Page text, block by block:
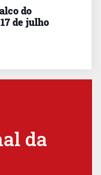
do
de julho
da